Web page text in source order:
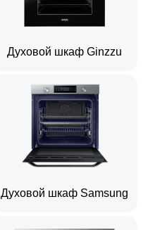
Духовой шкаф Ginzzu
Духовой шкаф Samsung